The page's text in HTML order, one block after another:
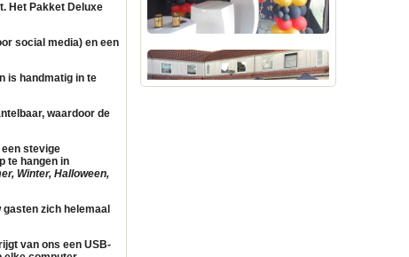
Het Pakket Deluxe
social media) en een
is handmatig in te
waardoor de
stevige
te hangen in
Winter, Halloween,
zich helemaal
van ons een USB-